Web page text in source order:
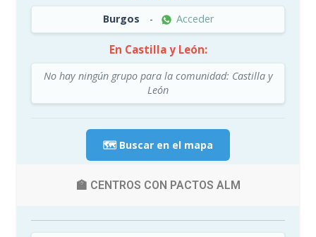
Burgos - Acceder
En Castilla y León:
No hay ningún grupo para la comunidad: Castilla y
León
🗺️ Buscar en el mapa
🏫 CENTROS CON PACTOS ALM